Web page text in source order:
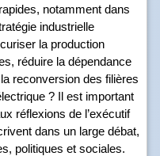
notamment dans
industrielle
la production
réduire la dépendance
reconversion des filières
? Il est important
réflexions de l’exécutif
dans un large débat,
politiques et sociales.